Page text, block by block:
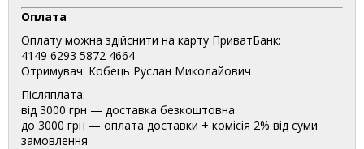
Оплата
Оплату можна здійснити на карту ПриватБанк:
4149 6293 5872 4664
Отримувач: Кобець Руслан Миколайович
Післяплата:
від 3000 грн — доставка безкоштовна
до 3000 грн — оплата доставки + комісія 2% від суми
замовлення